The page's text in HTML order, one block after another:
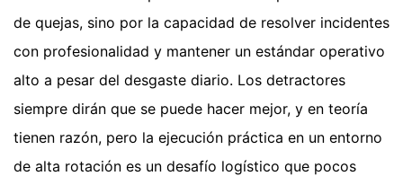
de quejas, sino por la capacidad de resolver incidentes
con profesionalidad y mantener un estándar operativo
alto a pesar del desgaste diario. Los detractores
siempre dirán que se puede hacer mejor, y en teoría
tienen razón, pero la ejecución práctica en un entorno
de alta rotación es un desafío logístico que pocos